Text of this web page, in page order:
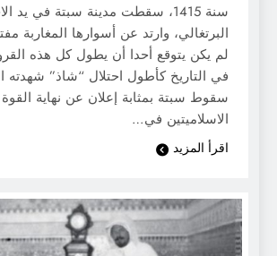
سنة 1415، سقطت مدينة سبتة في يد
البرتغالي، وارتد عن أسوارها المغاربة
لم يكن يتوقع أحدا أن يطول كل هذه
في التاريخ كأطول احتلال “شاذ” شهدته
سقوط سبتة بمثابة إعلان عن نهاية القوة
الاسلاميتين في…
اقرأ المزيد